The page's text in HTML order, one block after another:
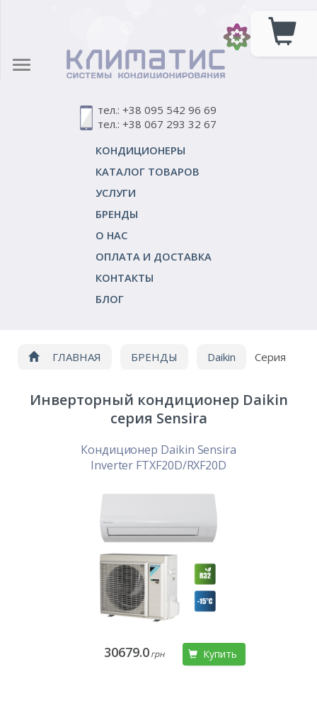
тел.: +38 095 542 96 69
тел.: +38 067 293 32 67
КОНДИЦИОНЕРЫ
КАТАЛОГ ТОВАРОВ
УСЛУГИ
БРЕНДЫ
О НАС
ОПЛАТА И ДОСТАВКА
КОНТАКТЫ
БЛОГ
ГЛАВНАЯ БРЕНДЫ Daikin
Серия
Инверторный кондиционер Daikin
серия Sensira
Кондиционер Daikin Sensira
Inverter FTXF20D/RXF20D
30679.0грн Купить